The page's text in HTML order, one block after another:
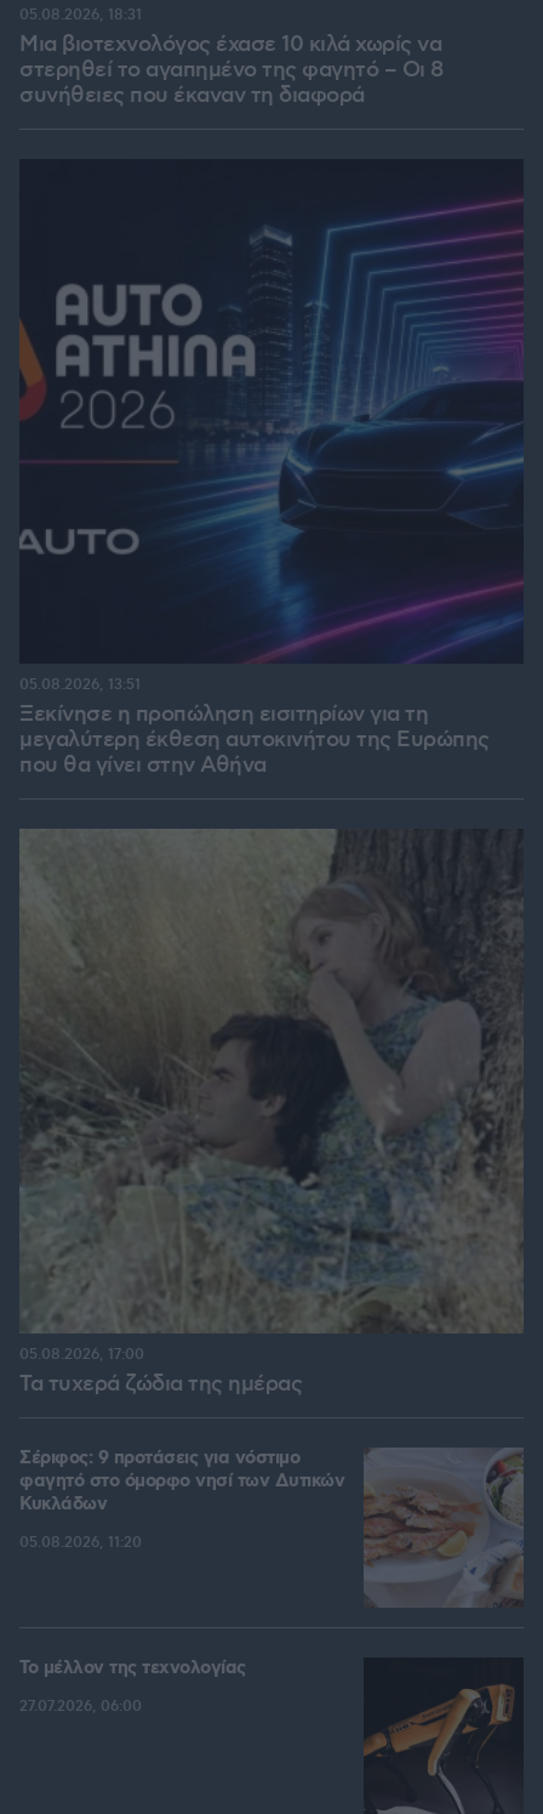
Μια βιοτεχνολόγος έχασε 10 κιλά χωρίς να
στερηθεί το αγαπημένο της φαγητό – Οι 8
συνήθειες που έκαναν τη διαφορά
05.08.2026, 18:31
Ξεκίνησε η προπώληση εισιτηρίων για τη
μεγαλύτερη έκθεση αυτοκινήτου της Ευρώπης
που θα γίνει στην Αθήνα
05.08.2026, 13:51
Τα τυχερά ζώδια της ημέρας
05.08.2026, 17:00
Σέριφος: 9 προτάσεις για νόστιμο
φαγητό στο όμορφο νησί των Δυτικών
Κυκλάδων
05.08.2026, 11:20
Το μέλλον της τεχνολογίας
27.07.2026, 06:00